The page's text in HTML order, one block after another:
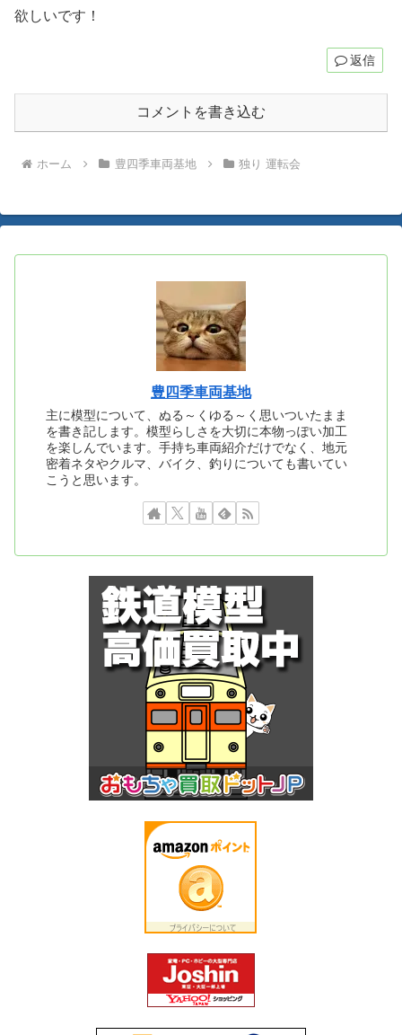
欲しいです！
返信
コメントを書き込む
ホーム 豊四季車両基地 独り 運転会
豊四季車両基地
主に模型について、ぬる～くゆる～く思いついたまま
を書き記します。模型らしさを大切に本物っぽい加工
を楽しんでいます。手持ち車両紹介だけでなく、地元
密着ネタやクルマ、バイク、釣りについても書いてい
こうと思います。